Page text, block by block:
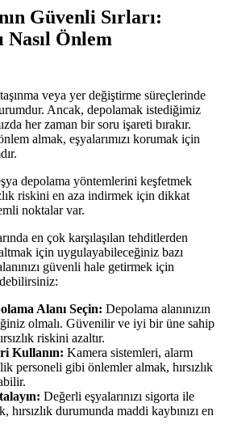
Güvenli Sırları:
Nasıl Önlem
veya yer değiştirme süreçlerinde
Ancak, depolamak istediğimiz
her zaman bir soru işareti bırakır.
almak, eşyalarımızı korumak için
depolama yöntemlerini keşfetmek
riskini en aza indirmek için dikkat
noktalar var.
en çok karşılaşılan tehditlerden
için uygulayabileceğiniz bazı
güvenli hale getirmek için
Alanı Seçin: Depolama alanınızın
olmalı. Güvenilir ve iyi bir üne sahip
riskini azaltır.
Kullanın: Kamera sistemleri, alarm
personeli gibi önlemler almak, hırsızlık
Değerli eşyalarınızı sigorta ile
hırsızlık durumunda maddi kaybınızı en